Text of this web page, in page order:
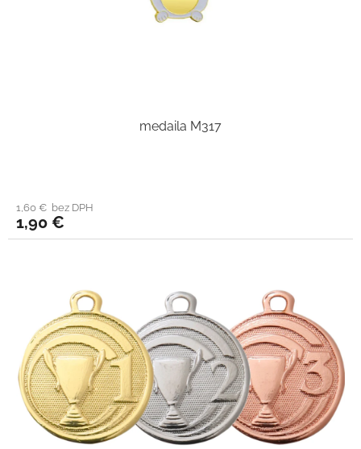
medaila M317
1,60 € bez DPH
1,90 €